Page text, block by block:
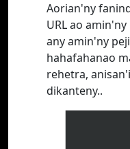
Aorian'ny
URL ao
any amin'ny
hahafahanao
rehetra,
dikanteny..